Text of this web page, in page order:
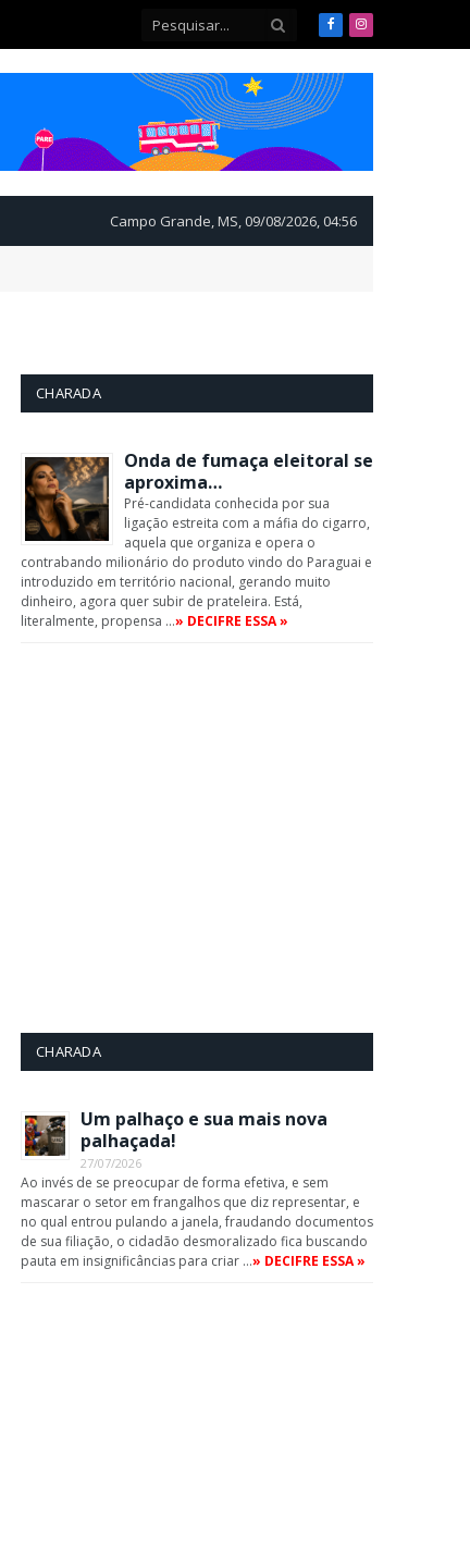
FacebookInstagram
Campo Grande, MS, 09/08/2026, 04:56
CHARADA
Onda de fumaça eleitoral se
aproxima…
Pré-candidata conhecida por sua
ligação estreita com a máfia do cigarro,
aquela que organiza e opera o
contrabando milionário do produto vindo do Paraguai e
introduzido em território nacional, gerando muito
dinheiro, agora quer subir de prateleira. Está,
literalmente, propensa …» DECIFRE ESSA »
CHARADA
Um palhaço e sua mais nova
palhaçada!
27/07/2026
Ao invés de se preocupar de forma efetiva, e sem
mascarar o setor em frangalhos que diz representar, e
no qual entrou pulando a janela, fraudando documentos
de sua filiação, o cidadão desmoralizado fica buscando
pauta em insignificâncias para criar …» DECIFRE ESSA »